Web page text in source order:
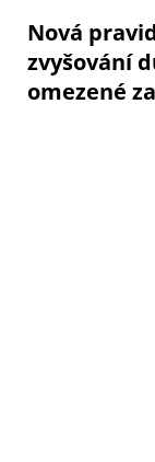
Nová
zvyšování
omezené